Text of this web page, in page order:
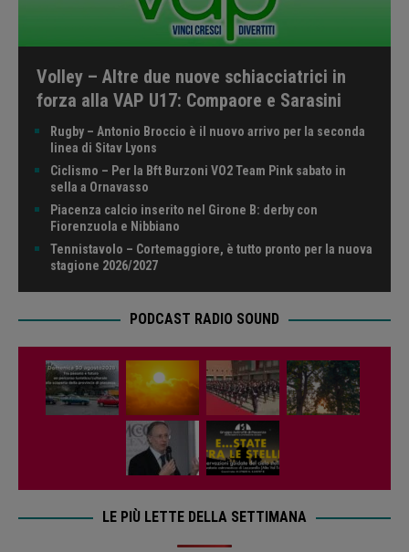
Volley – Altre due nuove schiacciatrici in
forza alla VAP U17: Compaore e Sarasini
Rugby – Antonio Broccio è il nuovo arrivo per la seconda
linea di Sitav Lyons
Ciclismo – Per la Bft Burzoni VO2 Team Pink sabato in
sella a Ornavasso
Piacenza calcio inserito nel Girone B: derby con
Fiorenzuola e Nibbiano
Tennistavolo – Cortemaggiore, è tutto pronto per la nuova
stagione 2026/2027
PODCAST RADIO SOUND
LE PIÙ LETTE DELLA SETTIMANA